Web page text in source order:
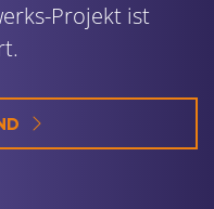
Projekt ist